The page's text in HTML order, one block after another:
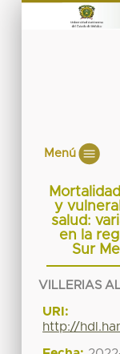
Menú
y
salud:
en la
Sur
VILLERIAS
URI:
http://